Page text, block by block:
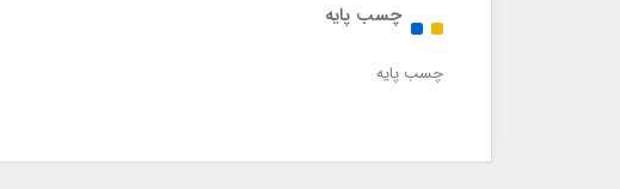
چسب پایه
چسب پایه